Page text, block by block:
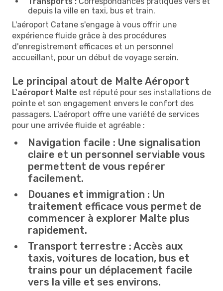
depuis la ville en taxi, bus et train.
L'aéroport Catane s'engage à vous offrir une
expérience fluide grâce à des procédures
d'enregistrement efficaces et un personnel
accueillant, pour un début de voyage serein.
Le principal atout de Malte Aéroport
L'aéroport Malte est réputé pour ses installations de
pointe et son engagement envers le confort des
passagers. L'aéroport offre une variété de services
pour une arrivée fluide et agréable :
Navigation facile : Une signalisation
claire et un personnel serviable vous
permettent de vous repérer
facilement.
Douanes et immigration : Un
traitement efficace vous permet de
commencer à explorer Malte plus
rapidement.
Transport terrestre : Accès aux
taxis, voitures de location, bus et
trains pour un déplacement facile
vers la ville et ses environs.